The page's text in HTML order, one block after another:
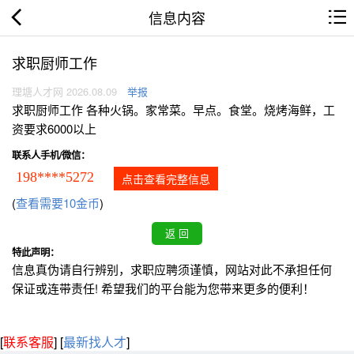
信息内容
求职厨师工作
理塘人才网 2026.08.09 举报
求职厨师工作 各种火锅。家常菜。早点。食堂。烧烤海鲜，工
资要求6000以上
联系人手机/微信：
198****5272 点击查看完整信息
(查看需要10金币)
特此声明：
信息真伪请自行辨别，求职应聘须谨慎，网站对此不承担任何
保证或连带责任! 希望我们的平台能为您带来更多的便利！
[联系客服] [最新找人才]